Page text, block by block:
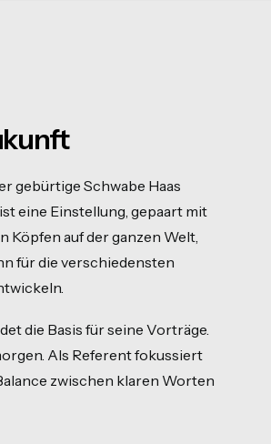
gebürtige Schwabe Haas
eine Einstellung, gepaart mit
Köpfen auf der ganzen Welt,
für die verschiedensten
die Basis für seine Vorträge.
Als Referent fokussiert
zwischen klaren Worten